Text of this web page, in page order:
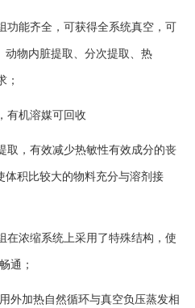
功能齐全，可获得全系统真空，可
动物内脏提取、分次提取、热
；
有机溶媒可回收
取，有效减少热敏性有效成分的丧
体积比较大的物料充分与溶剂接
在浓缩系统上采用了特殊结构，使
通；
外加热自然循环与真空负压蒸发相